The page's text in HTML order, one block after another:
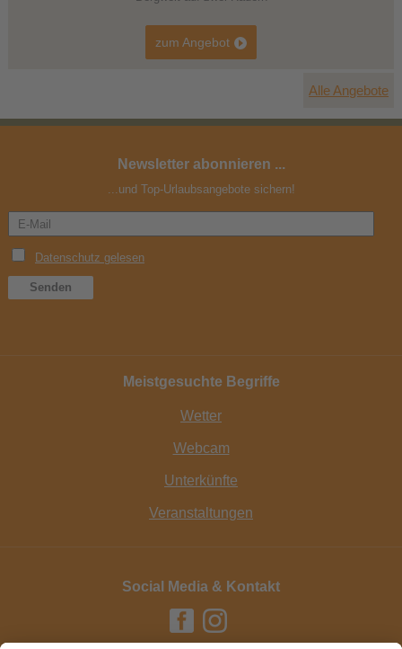
zum Angebot
Alle Angebote
Newsletter abonnieren ...
...und Top-Urlaubsangebote sichern!
Meistgesuchte Begriffe
Wetter
Webcam
Unterkünfte
Veranstaltungen
Social Media & Kontakt